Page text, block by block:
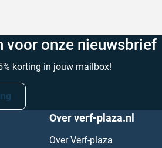
voor onze nieuwsbrief
korting in jouw mailbox!
Over verf-plaza.nl
Over Verf-plaza